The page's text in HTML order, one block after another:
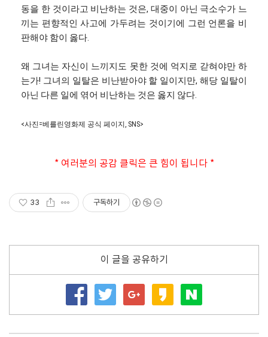
동을 한 것이라고 비난하는 것은, 대중이 아닌 극소수가 느
끼는 편향적인 사고에 가두려는 것이기에 그런 언론을 비
판해야 함이 옳다.
왜 그녀는 자신이 느끼지도 못한 것에 억지로 갇혀야만 하
는가! 그녀의 일탈은 비난받아야 할 일이지만, 해당 일탈이
아닌 다른 일에 엮어 비난하는 것은 옳지 않다.
<사진=베를린영화제 공식 페이지, SNS>
* 여러분의 공감 클릭은 큰 힘이 됩니다 *
33 구독하기
이 글을 공유하기